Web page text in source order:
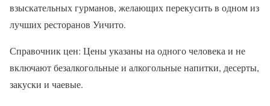
взыскательных гурманов, желающих перекусить в одном из
лучших ресторанов Уичито.
Справочник цен: Цены указаны на одного человека и не
включают безалкогольные и алкогольные напитки, десерты,
закуски и чаевые.